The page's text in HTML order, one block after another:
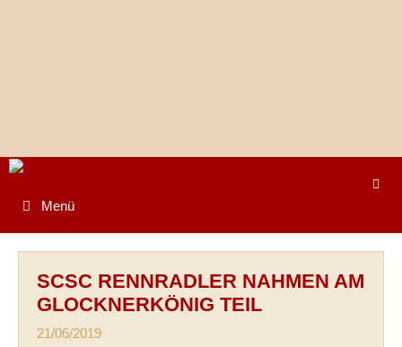
Menü
SCSC RENNRADLER NAHMEN AM
GLOCKNERKÖNIG TEIL
21/06/2019